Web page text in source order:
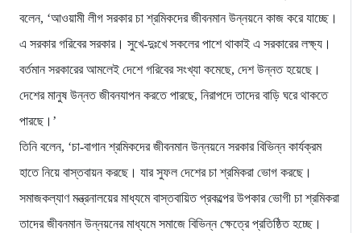
বলেন, ‘আওয়ামী লীগ সরকার চা শ্রমিকদের জীবনমান উন্নয়নে কাজ করে যাচ্ছে।
এ সরকার গরিবের সরকার। সুখে-দুঃখে সকলের পাশে থাকাই এ সরকারের লক্ষ্য।
বর্তমান সরকারের আমলেই দেশে গরিবের সংখ্যা কমেছে, দেশ উন্নত হয়েছে।
দেশের মানুষ উন্নত জীবনযাপন করতে পারছে, নিরাপদে তাদের বাড়ি ঘরে থাকতে
পারছে।’
তিনি বলেন, ‘চা-বাগান শ্রমিকদের জীবনমান উন্নয়নে সরকার বিভিন্ন কার্যক্রম
হাতে নিয়ে বাস্তবায়ন করছে। যার সুফল দেশের চা শ্রমিকরা ভোগ করছে।
সমাজকল্যাণ মন্ত্রনালয়ের মাধ্যমে বাস্তবায়িত প্রকল্পের উপকার ভোগী চা শ্রমিকরা
তাদের জীবনমান উন্নয়নের মাধ্যমে সমাজে বিভিন্ন ক্ষেত্রে প্রতিষ্ঠিত হচ্ছে।